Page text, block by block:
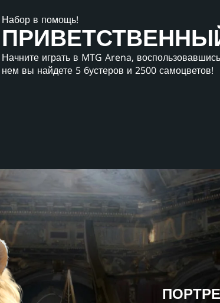
Набор в помощь!
ПРИВЕТСТВЕННЫЙ
Начните играть в MTG Arena,
нем вы найдете 5 бустеров и 2500 самоцветов!